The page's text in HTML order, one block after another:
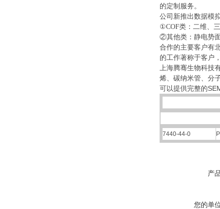
的定制服务。
公司新推出数据模
①COF类：二维、
②其他类：静电势
合作的主要客户有
的工作著称于客户
上海腾骞生物科
烯、碳纳米管、分
可以提供完整的
7440-44-0
产
您的单